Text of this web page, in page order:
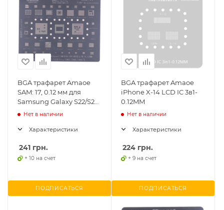
BGA трафарет Amaoe
SAM: 17, 0.12 мм для
Samsung Galaxy S22/S22
5G S901/S901B
Нет в наличии
Характеристики
241 грн.
+ 10 на счет
ПОДПИСАТЬСЯ
BGA трафарет Amaoe
iPhone X-14 LCD IC 3в1-
0.12MM
Нет в наличии
Характеристики
224 грн.
+ 9 на счет
ПОДПИСАТЬСЯ